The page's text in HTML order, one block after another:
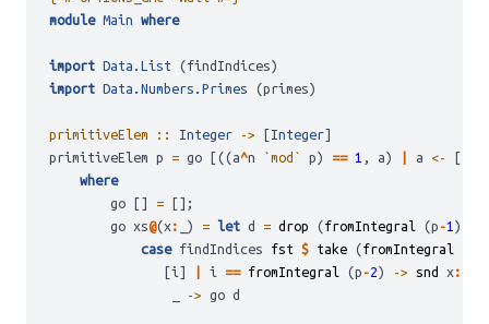
module Main where
import Data.List (findIndices)
import Data.Numbers.Primes (primes)
primitiveElem :: Integer -> [Integer]
primitiveElem p = go [((a^n `mod` p) == 1 , a) a <- [
where
        go []
= [];
        go xs
@(x : _) = let d = drop (fromIntegral (p -1 ))
case findIndices fst $ take (fromIntegral
               [i]
i == fromIntegral (p -2) -> snd x :go
-> go d